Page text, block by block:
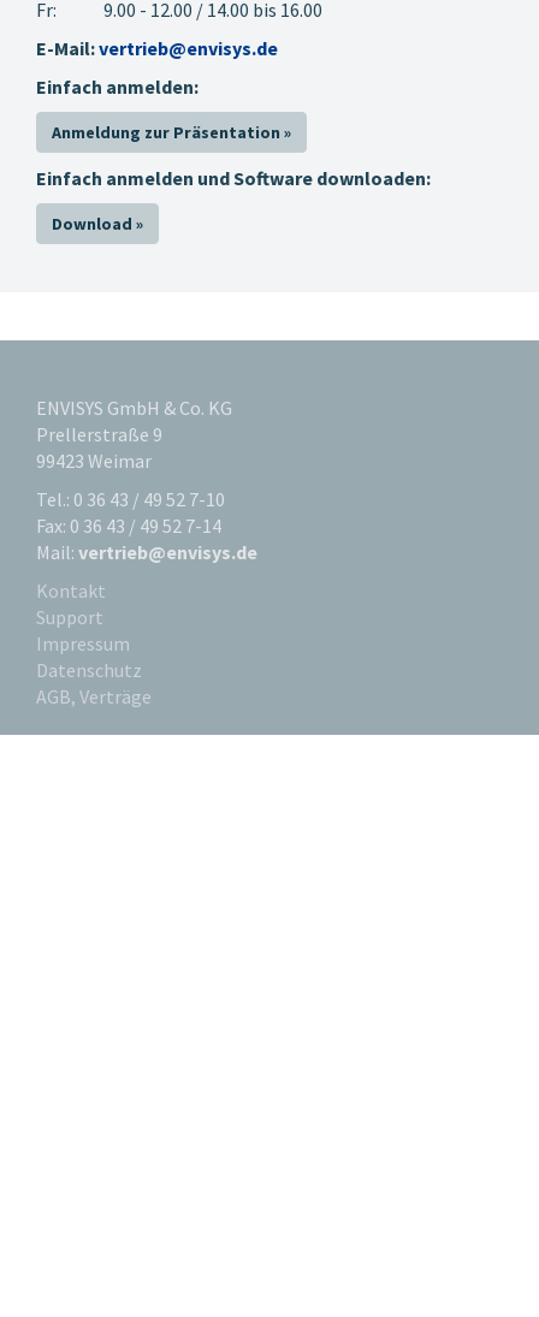
Fr: 9.00 - 12.00 / 14.00 bis 16.00
E-Mail:vertrieb@envisys.de
Einfach anmelden:
Anmeldung zur Präsentation »
Einfach anmelden und Software downloaden:
Download »
ENVISYS GmbH & Co. KG
Prellerstraße 9
99423 Weimar
Tel.: 0 36 43 / 49 52 7-10
Fax: 0 36 43 / 49 52 7-14
Mail: vertrieb@envisys.de
Kontakt
Support
Impressum
Datenschutz
AGB, Verträge